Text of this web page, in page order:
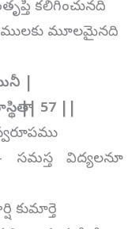
కలిగించునది
మూలమైనది
|
|| 57 ||
విద్యలనూ